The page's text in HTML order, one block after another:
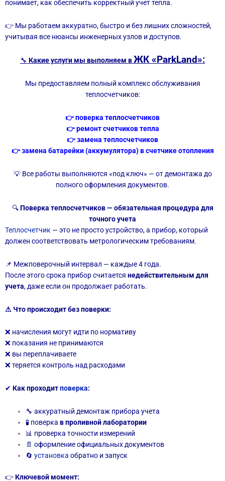
понимает, как обеспечить корректный учет тепла.
👉 Мы работаем аккуратно, быстро и без лишних сложностей,
учитывая все нюансы инженерных узлов и доступов.
🔧 Какие услуги мы выполняем вЖК «ParkLand»:
Мы предоставляем полный комплекс обслуживания
теплосчетчиков:
👉 поверка теплосчетчиков
👉 ремонт счетчиков тепла
👉 замена теплосчетчиков
👉 замена батарейки (аккумулятора) в счетчике отопления
💡 Все работы выполняются «под ключ» — от демонтажа до
полного оформления документов.
🔍Поверка теплосчетчиков — обязательная процедура для
точного учета
Теплосчетчик — это не просто устройство, а прибор, который
должен соответствовать метрологическим требованиям.
📌 Межповерочный интервал — каждые 4 года.
После этого срока прибор считается недействительным для
учета, даже если он продолжает работать.
⚠ Что происходит без поверки:
❌ начисления могут идти по нормативу
❌ показания не принимаются
❌ вы переплачиваете
❌ теряется контроль над расходами
✔ Как проходитповерка:
🔧 аккуратный демонтаж прибора учета
🧪 поверкав проливной лаборатории
📊 проверка точности измерений
📄 оформление официальных документов
🔄установка обратно и запуск
👉Ключевой момент: